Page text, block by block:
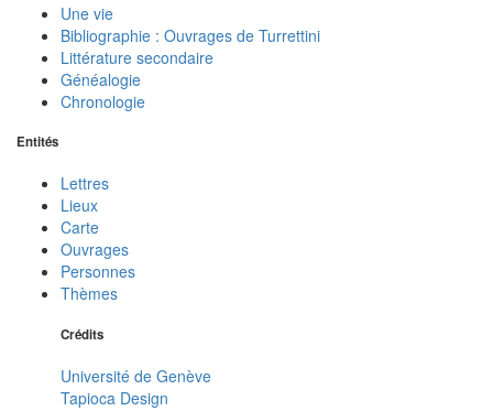
Une vie
Bibliographie : Ouvrages de Turrettini
Littérature secondaire
Généalogie
Chronologie
Entités
Lettres
Lieux
Carte
Ouvrages
Personnes
Thèmes
Crédits
Université de Genève
Tapioca Design